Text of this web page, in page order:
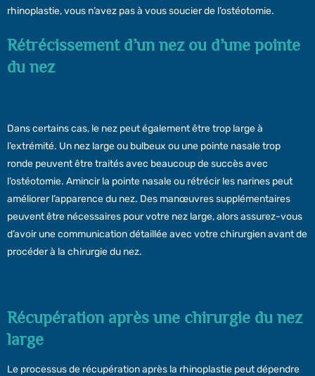
rhinoplastie, vous n’avez pas à vous soucier de l’ostéotomie.
Rétrécissement d’un nez ou d’une pointe
du nez
Dans certains cas, le nez peut également être trop large à
l’extrémité. Un nez large ou bulbeux ou une pointe nasale trop
ronde peuvent être traités avec beaucoup de succès avec
l’ostéotomie. Amincir la pointe nasale ou rétrécir les narines peut
améliorer l’apparence du nez. Des manœuvres supplémentaires
peuvent être nécessaires pour votre nez large, alors assurez-vous
d’avoir une communication détaillée avec votre chirurgien avant de
procéder à la chirurgie du nez.
Récupération après une chirurgie du nez
large
Le processus de récupération après la rhinoplastie peut dépendre